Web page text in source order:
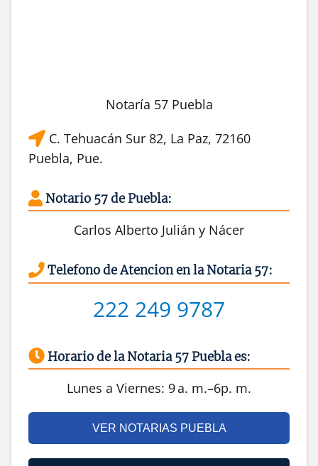
Notaría 57 Puebla
C. Tehuacán Sur 82, La Paz, 72160
Puebla, Pue.
Notario 57 de Puebla:
Carlos Alberto Julián y Nácer
Telefono de Atencion en la Notaria 57:
222 249 9787
Horario de la Notaria 57 Puebla es:
Lunes a Viernes: 9 a. m.–6p. m.
VER NOTARIAS PUEBLA